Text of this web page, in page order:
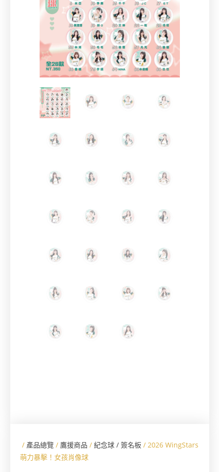
/ 產品總覽/ 鷹援商品 / 紀念球 / 簽名板/ 2026 WingStars
萌力暴擊！女孩肖像球